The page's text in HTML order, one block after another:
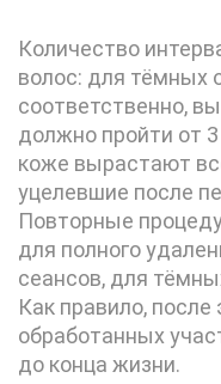
Количество
волос: для тёмных
соответственно,
должно пройти от
коже вырастают
уцелевшие после
Повторные
для полного
сеансов, для
Как правило, после
обработанных
до конца жизни.